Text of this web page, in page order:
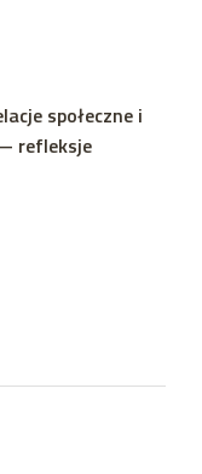
społeczne i
refleksje